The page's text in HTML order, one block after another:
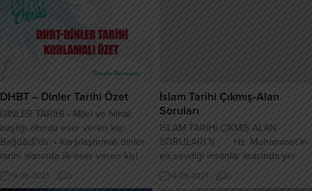
DHBT – Dinler Tarihi Özet
DİNLER TARİHİ • Milel ve Nihal
başlığı altında eser veren kişi
Bağdâdî’dir. • Karşılaştırmalı dinler
tarihi alanında ilk eser veren kişi
Şehristânî’dir. • Dinler tarihi
hakkında ilk Türkçe eser Şemsettin
19.09.2021 0
İslam Tarihi Çıkmış-Alan
Soruları
İSLAM TARİHİ ÇIKMIŞ ALAN
SORULARI 1) Hz. Muhammet’in
en sevdiği insanlar arasında yer
alan Hz. Osman, Onun iki kızıyla
evlenme ayrıcalığını yaşamıştır. İlk
14.09.2021 0